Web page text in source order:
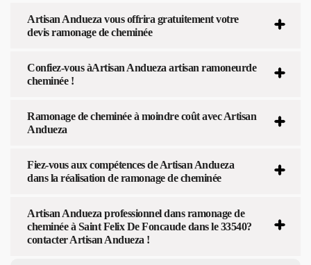
Artisan Andueza vous offrira gratuitement votre
devis ramonage de cheminée
Confiez-vous àArtisan Andueza artisan ramoneurde
cheminée !
Ramonage de cheminée à moindre coût avec Artisan
Andueza
Fiez-vous aux compétences de Artisan Andueza
dans la réalisation de ramonage de cheminée
Artisan Andueza professionnel dans ramonage de
cheminée à Saint Felix De Foncaude dans le 33540?
contacter Artisan Andueza !